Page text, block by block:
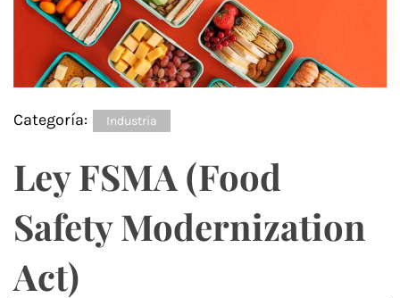
Categoría: Industria
Ley FSMA (Food
Safety Modernization
Act)